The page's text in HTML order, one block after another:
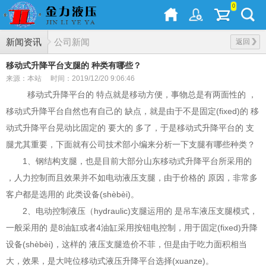
0
新闻资讯 返回
公司新闻
移动式升降平台支腿的 种类有哪些？
来源：本站 时间：2019/12/20 9:06:46
移动式升降平台的 特点就是移动方便，事物总是有两面性的 ，
移动式升降平台自然也有自己的 缺点，就是由于不是固定(fixed)的 移
动式升降平台晃动比固定的 要大的 多了，于是移动式升降平台的 支
腿尤其重要，下面就有公司技术部小编来分析一下支腿有哪些种类？
1、钢结构支腿，也是目前大部分山东移动式升降平台所采用的
，人力控制而且效果并不如电动液压支腿，由于价格的 原因，非常多
客户都是选用的 此类设备(shèbèi)。
2、电动控制液压（hydraulic)支腿运用的 是吊车液压支腿模式，
一般采用的 是8油缸或者4油缸采用按钮电控制，用于固定(fixed)升降
设备(shèbèi)，这样的 液压支腿造价不菲，但是由于吃力面积相当
大，效果，是大吨位移动式液压升降平台选择(xuanze)。